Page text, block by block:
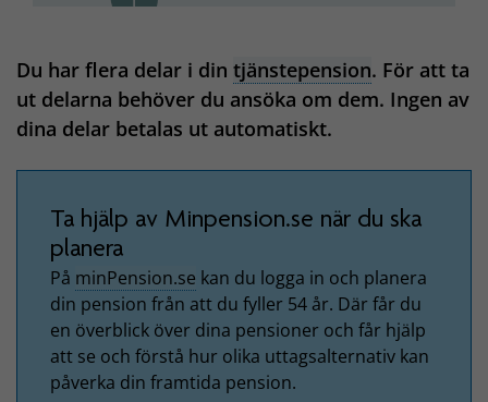
Du har flera delar i din tjänstepension. För att ta
ut delarna behöver du ansöka om dem. Ingen av
dina delar betalas ut automatiskt.
Ta hjälp av Minpension.se när du ska
planera
På minPension.se kan du logga in och planera
din pension från att du fyller 54 år. Där får du
en överblick över dina pensioner och får hjälp
att se och förstå hur olika uttagsalternativ kan
påverka din framtida pension.